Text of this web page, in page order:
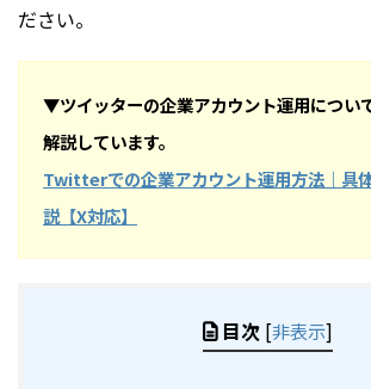
ださい。
▼ツイッターの企業アカウント運用につい
解説しています。
Twitterでの企業アカウント運用方法｜具
説【X対応】
目次 [非表示]